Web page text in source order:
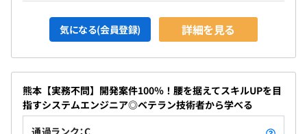
気になる(会員登録) 詳細を見る
熊本【実務不問】開発案件100％！腰を据えてスキルUPを目
指すシステムエンジニア◎ベテラン技術者から学べる